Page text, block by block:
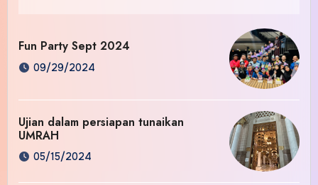
Fun Party Sept 2024
09/29/2024
Ujian dalam persiapan tunaikan
UMRAH
05/15/2024